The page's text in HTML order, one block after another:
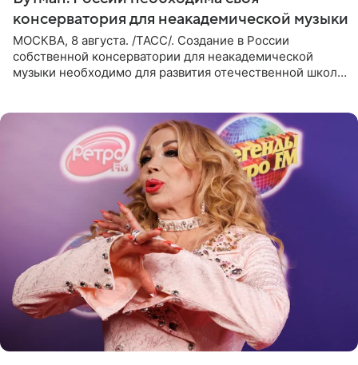
консерватория для неакадемической музыки
МОСКВА, 8 августа. /ТАСС/. Создание в России
собственной консерватории для неакадемической
музыки необходимо для развития отечественной школы